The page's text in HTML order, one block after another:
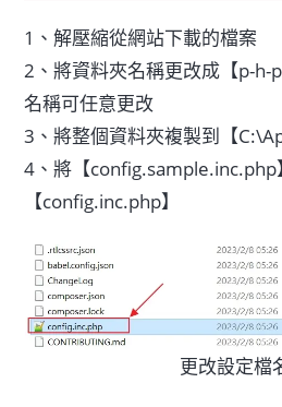
1、解壓縮從網站下載的檔案
2、將資料夾名稱更改成【p-
名稱可任意更改
3、將整個資料夾複製到【
4、將【config.sample.inc.php
【config.inc.php】
更改設定檔